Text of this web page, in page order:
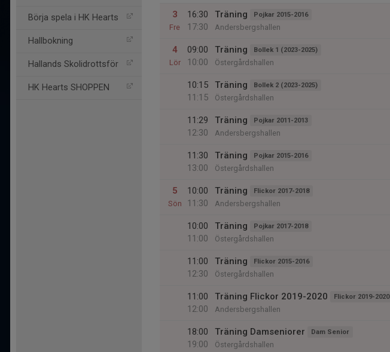
Börja spela i HK Hearts
Hallbokning
Hallands Skolidrottsför
HK Hearts SHOPPEN
3
Fre
16:30
17:30
Träning Pojkar 2015-2016
Andersbergshallen
4
Lör
09:00
10:00
Träning Bollek 1 (2023-2025)
Östergårdshallen
10:15
11:15
Träning Bollek 2 (2023-2025)
Östergårdshallen
11:29
12:30
Träning Pojkar 2011-2013
Andersbergshallen
11:30
13:00
Träning Pojkar 2015-2016
Östergårdshallen
5
Sön
10:00
11:30
Träning Flickor 2017-2018
Andersbergshallen
10:00
11:00
Träning Pojkar 2017-2018
Östergårdshallen
11:00
12:30
Träning Flickor 2015-2016
Östergårdshallen
11:00
12:00
Träning Flickor 2019-2020 Flickor 2019-2020
Andersbergshallen
18:00
19:00
Träning Damseniorer Dam Senior
Östergårdshallen